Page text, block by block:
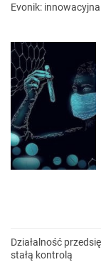
Evonik:
Działalność
stałą kontrolą